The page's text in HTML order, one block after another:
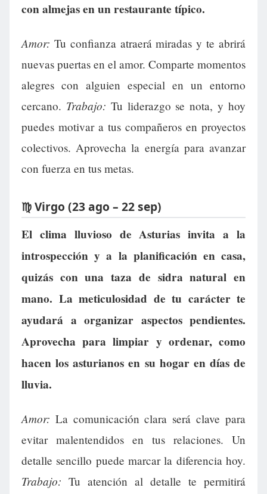
con almejas en un restaurante típico.
Amor: Tu confianza atraerá miradas y te abrirá
nuevas puertas en el amor. Comparte momentos
alegres con alguien especial en un entorno
cercano. Trabajo: Tu liderazgo se nota, y hoy
puedes motivar a tus compañeros en proyectos
colectivos. Aprovecha la energía para avanzar
con fuerza en tus metas.
♍ Virgo (23 ago – 22 sep)
El clima lluvioso de Asturias invita a la
introspección y a la planificación en casa,
quizás con una taza de sidra natural en
mano. La meticulosidad de tu carácter te
ayudará a organizar aspectos pendientes.
Aprovecha para limpiar y ordenar, como
hacen los asturianos en su hogar en días de
lluvia.
Amor: La comunicación clara será clave para
evitar malentendidos en tus relaciones. Un
detalle sencillo puede marcar la diferencia hoy.
Trabajo: Tu atención al detalle te permitirá